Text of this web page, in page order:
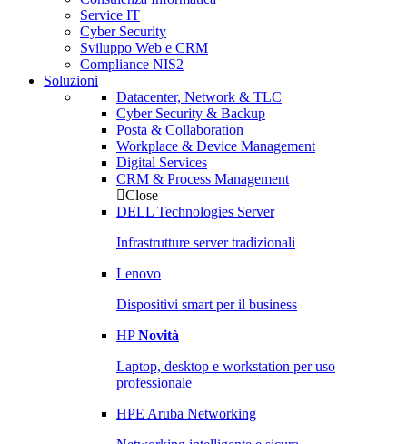
Service IT
Cyber Security
Sviluppo Web e CRM
Compliance NIS2
Soluzioni
Datacenter, Network & TLC
Cyber Security & Backup
Posta & Collaboration
Workplace & Device Management
Digital Services
CRM & Process Management
Close
DELL Technologies Server
Infrastrutture server tradizionali
Lenovo
Dispositivi smart per il business
HPNovità
Laptop, desktop e workstation per uso
professionale
HPE Aruba Networking